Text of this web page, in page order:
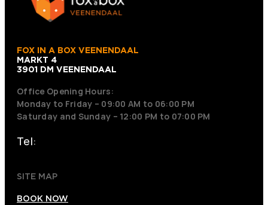
FOX IN A BOX VEENENDAAL
MARKT 4
3901 DM VEENENDAAL
Office Opening Hours:
Monday to Friday – 09:00 AM to 06:00 PM
Saturday and Sunday – 12:00 PM to 07:00 PM
Tel:
SITE MAP
BOOK NOW